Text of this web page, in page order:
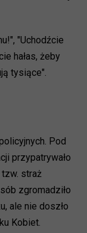
"Uchodźcie
hałas, żeby
tysiące".
Pod
przypatrywało
straż
zgromadziło
ale nie doszło
Kobiet.